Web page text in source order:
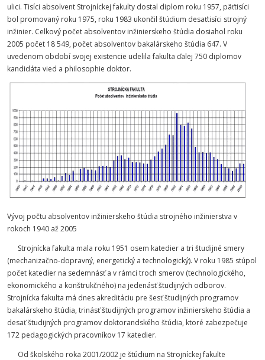
ulici. Tisíci absolvent Strojníckej fakulty dostal diplom roku 1957, päťtisíci
bol promovaný roku 1975, roku 1983 ukončil štúdium desaťtisíci strojný
inžinier. Celkový počet absolventov inžinierskeho štúdia dosiahol roku
2005 počet 18 549, počet absolventov bakalárskeho štúdia 647. V
uvedenom období svojej existencie udelila fakulta ďalej 750 diplomov
kandidáta vied a philosophie doktor.
Vývoj počtu absolventov inžinierskeho štúdia strojného inžinierstva v
rokoch 1940 až 2005
Strojnícka fakulta mala roku 1951 osem katedier a tri študijné smery
(mechanizačno-dopravný, energetický a technologický). V roku 1985 stúpol
počet katedier na sedemnásť a v rámci troch smerov (technologického,
ekonomického a konštrukčného) na jedenásť študijných odborov.
Strojnícka fakulta má dnes akreditáciu pre šesť študijných programov
bakalárskeho štúdia, trinásť študijných programov inžinierskeho štúdia a
desať študijných programov doktorandského štúdia, ktoré zabezpečuje
172 pedagogických pracovníkov 17 katedier.
Od školského roka 2001/2002 je štúdium na Strojníckej fakulte